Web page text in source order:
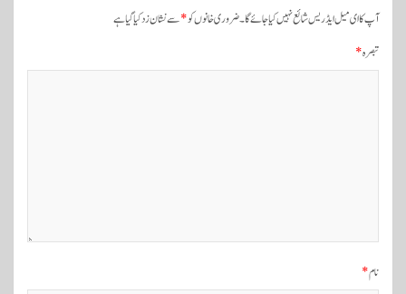
ن
آپ کا ای میل ایڈریس شائع نہیں کیا جائے گا۔ضروری خانوں کو*سے نشان زد کیا گیا ہے
تبصرہ*
نام*